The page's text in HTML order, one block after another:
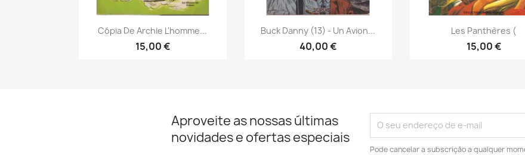
Vista rápida
Cópia De Archie L'homme...
15,00 €
Vista rápida
Buck Danny (13) - Un Avion...
40,00 €
Vista rápida
Les Panthères (
15,00 €
Aproveite as nossas últimas
novidades e ofertas especiais
Pode cancelar a subscrição a qualquer